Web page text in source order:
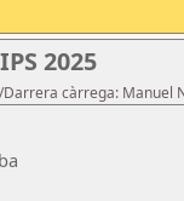
2025
càrrega: Manuel